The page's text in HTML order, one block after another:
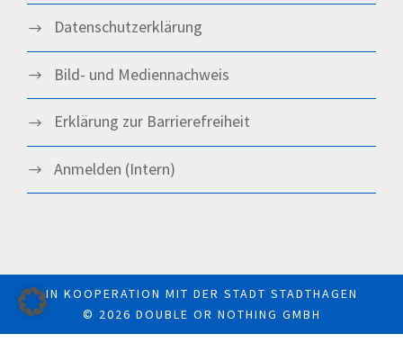
Datenschutz­­erklärung
Bild- und Mediennachweis
Erklärung zur Barrierefreiheit
Anmelden (Intern)
IN KOOPERATION MIT DER STADT STADTHAGEN
© 2026 DOUBLE OR NOTHING GMBH